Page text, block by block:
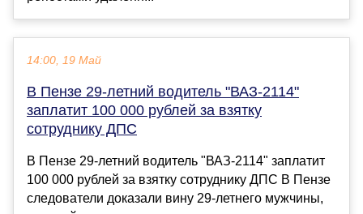
14:00, 19 Май
В Пензе 29-летний водитель "ВАЗ-2114"
заплатит 100 000 рублей за взятку
сотруднику ДПС
В Пензе 29-летний водитель "ВАЗ-2114" заплатит
100 000 рублей за взятку сотруднику ДПС В Пензе
следователи доказали вину 29-летнего мужчины,